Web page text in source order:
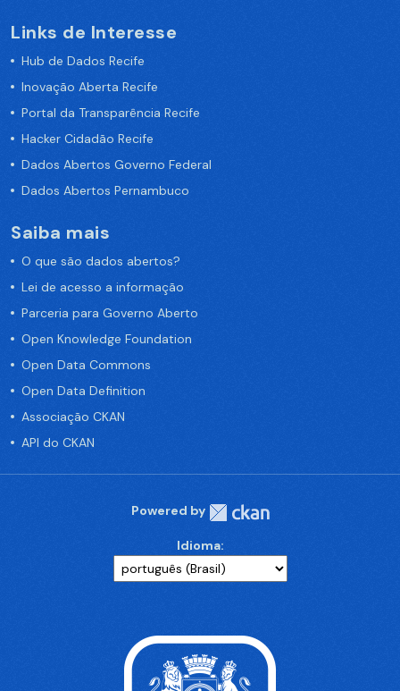
Links de Interesse
Hub de Dados Recife
Inovação Aberta Recife
Portal da Transparência Recife
Hacker Cidadão Recife
Dados Abertos Governo Federal
Dados Abertos Pernambuco
Saiba mais
O que são dados abertos?
Lei de acesso a informação
Parceria para Governo Aberto
Open Knowledge Foundation
Open Data Commons
Open Data Definition
Associação CKAN
API do CKAN
Powered by
Idioma